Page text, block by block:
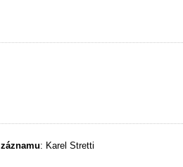
: Karel Stretti